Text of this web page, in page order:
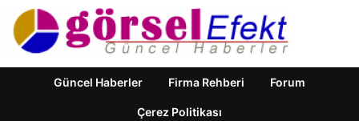
Güncel Haberler Firma Rehberi Forum
Çerez Politikası